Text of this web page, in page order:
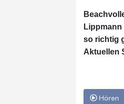
Lippmann
so richtig
Aktuellen
Hören